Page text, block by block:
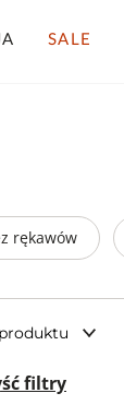
SALE
rękawów
filtry